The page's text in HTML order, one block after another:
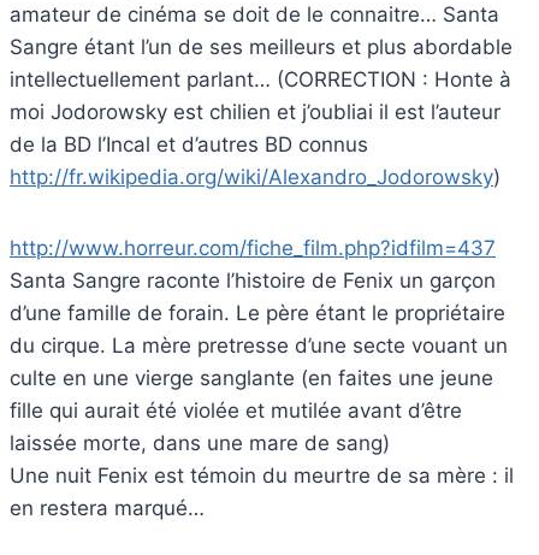
amateur de cinéma se doit de le connaitre… Santa
Sangre étant l’un de ses meilleurs et plus abordable
intellectuellement parlant… (CORRECTION : Honte à
moi Jodorowsky est chilien et j’oubliai il est l’auteur
de la BD l’Incal et d’autres BD connus
http://fr.wikipedia.org/wiki/Alexandro_Jodorowsky)
http://www.horreur.com/fiche_film.php?idfilm=437
Santa Sangre raconte l’histoire de Fenix un garçon
d’une famille de forain. Le père étant le propriétaire
du cirque. La mère pretresse d’une secte vouant un
culte en une vierge sanglante (en faites une jeune
fille qui aurait été violée et mutilée avant d’être
laissée morte, dans une mare de sang)
Une nuit Fenix est témoin du meurtre de sa mère : il
en restera marqué…